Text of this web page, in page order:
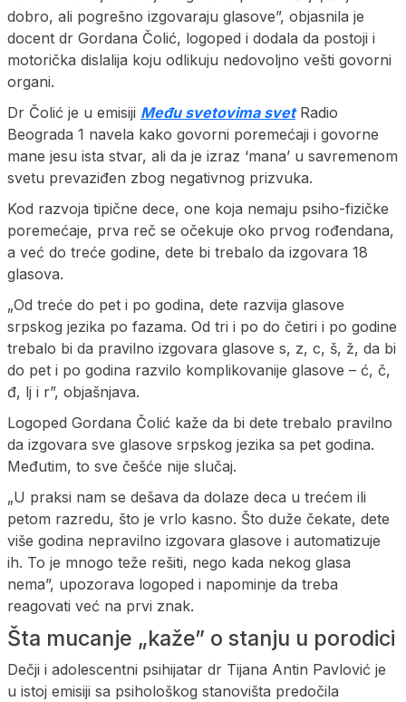
dobro, ali pogrešno izgovaraju glasove”, objasnila je
docent dr Gordana Čolić, logoped i dodala da postoji i
motorička dislalija koju odlikuju nedovoljno vešti govorni
organi.
Dr Čolić je u emisiji Među svetovima svetRadio
Beograda 1 navela kako govorni poremećaji i govorne
mane jesu ista stvar, ali da je izraz ‘mana’ u savremenom
svetu prevaziđen zbog negativnog prizvuka.
Kod razvoja tipične dece, one koja nemaju psiho-fizičke
poremećaje, prva reč se očekuje oko prvog rođendana,
a već do treće godine, dete bi trebalo da izgovara 18
glasova.
„Od treće do pet i po godina, dete razvija glasove
srpskog jezika po fazama. Od tri i po do četiri i po godine
trebalo bi da pravilno izgovara glasove s, z, c, š, ž, da bi
do pet i po godina razvilo komplikovanije glasove – ć, č,
đ, lj i r”, objašnjava.
Logoped Gordana Čolić kaže da bi dete trebalo pravilno
da izgovara sve glasove srpskog jezika sa pet godina.
Međutim, to sve češće nije slučaj.
„U praksi nam se dešava da dolaze deca u trećem ili
petom razredu, što je vrlo kasno. Što duže čekate, dete
više godina nepravilno izgovara glasove i automatizuje
ih. To je mnogo teže rešiti, nego kada nekog glasa
nema”, upozorava logoped i napominje da treba
reagovati već na prvi znak.
Šta mucanje „kaže” o stanju u porodici
Dečji i adolescentni psihijatar dr Tijana Antin Pavlović je
u istoj emisiji sa psihološkog stanovišta predočila